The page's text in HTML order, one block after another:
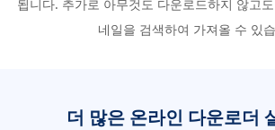
됩니다. 추가로 아무것도 다운로드하지 않고
네일을 검색하여 가져올 수 있
더 많은 온라인 다운로더